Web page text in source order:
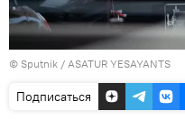
© Sputnik / ASATUR YESAYANTS
Подписаться